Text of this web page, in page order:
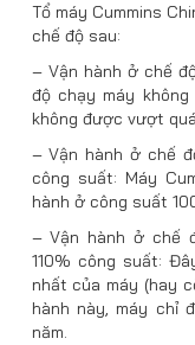
Tổ máy Cummins
chế độ sau:
– Vận hành ở chế
độ chạy máy
không được vượt
– Vận hành ở chế
công suất: Máy
hành ở công suất
– Vận hành ở chế
110% công suất:
nhất của máy (hay
hành này, máy chỉ
năm.